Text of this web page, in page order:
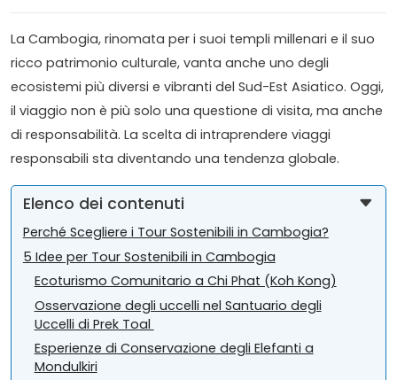
La Cambogia, rinomata per i suoi templi millenari e il suo
ricco patrimonio culturale, vanta anche uno degli
ecosistemi più diversi e vibranti del Sud-Est Asiatico. Oggi,
il viaggio non è più solo una questione di visita, ma anche
di responsabilità. La scelta di intraprendere viaggi
responsabili sta diventando una tendenza globale.
Elenco dei contenuti
Perché Scegliere i Tour Sostenibili in Cambogia?
5 Idee per Tour Sostenibili in Cambogia
Ecoturismo Comunitario a Chi Phat (Koh Kong)
Osservazione degli uccelli nel Santuario degli
Uccelli di Prek Toal
Esperienze di Conservazione degli Elefanti a
Mondulkiri